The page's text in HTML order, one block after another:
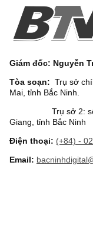
Giám đốc: Nguyễn
Tòa soạn: Trụ sở
Mai, tỉnh Bắc Ninh.
Trụ sở 2: số 49
Giang, tỉnh Bắc Ninh
Điện thoại: (+84) -
Email: